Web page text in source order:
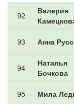
92
Валерия
93 Анна
94
Наталья
Бочкова
95 Мила